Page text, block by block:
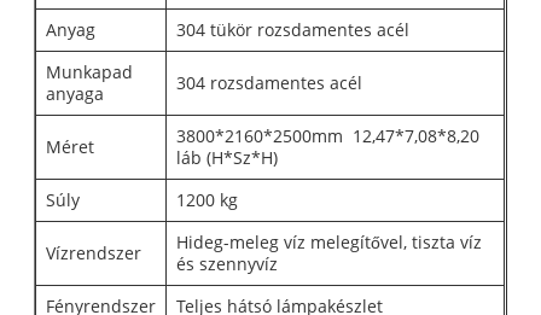
Anyag
304 tükör rozsdamentes acél
Munkapad
anyaga
304 rozsdamentes acél
Méret
3800*2160*2500mm 12,47*7,08*8,20
láb (H*Sz*H)
Súly
1200 kg
Vízrendszer
Hideg-meleg víz melegítővel, tiszta víz
és szennyvíz
Fényrendszer
Teljes hátsó lámpakészlet